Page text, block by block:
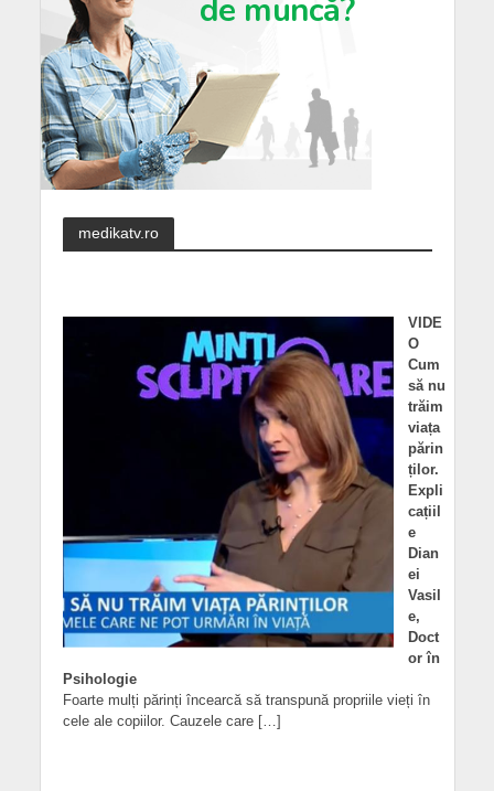
medikatv.ro
VIDE
O
Cum
să nu
trăim
viața
părin
ților.
Expli
cațiil
e
Dian
ei
Vasil
e,
Doct
or în
Psihologie
Foarte mulți părinți încearcă să transpună propriile vieți în
cele ale copiilor. Cauzele care […]